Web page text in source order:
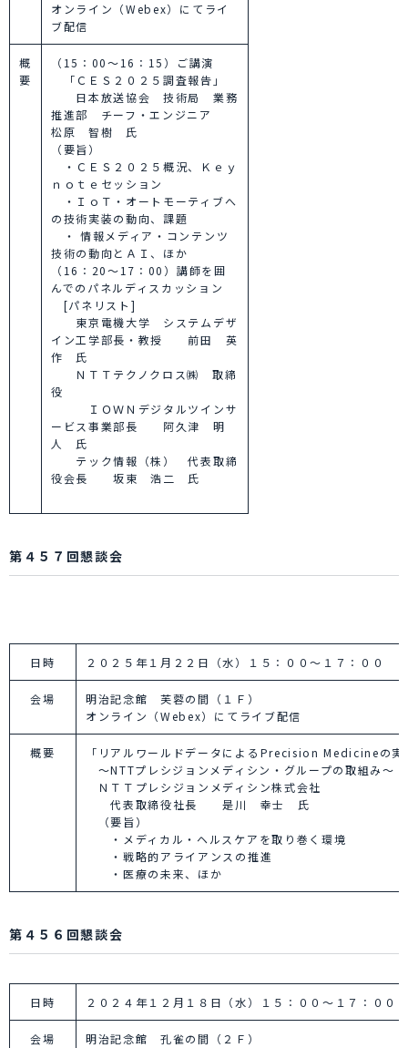
オンライン（Webex）にてライ
ブ配信
概
要
（15：00～16：15）ご講演
「ＣＥＳ２０２５調査報告」
日本放送協会 技術局 業務
推進部 チーフ・エンジニア
松原 智樹 氏
（要旨）
・ＣＥＳ２０２５概況、Ｋｅｙ
ｎｏｔｅセッション
・ＩｏＴ・オートモーティブへ
の技術実装の動向、課題
・ 情報メディア・コンテンツ
技術の動向とＡＩ、ほか
（16：20～17：00）講師を囲
んでのパネルディスカッション
[パネリスト]
東京電機大学 システムデザ
イン工学部長・教授 前田 英
作 氏
ＮＴＴテクノクロス㈱ 取締
役
ＩＯＷＮデジタルツインサ
ービス事業部長 阿久津 明
人 氏
テック情報（株） 代表取締
役会長 坂東 浩二 氏
第４５７回懇談会
日時 ２０２５年１月２２日（水）１５：００～１７：００
会場
明治記念館 芙蓉の間（１Ｆ）
オンライン（Webex）にてライブ配信
概要
「リアルワールドデータによるPrecision Medicineの実
～NTTプレシジョンメディシン・グループの取組み～
ＮＴＴプレシジョンメディシン株式会社
代表取締役社長 是川 幸士 氏
（要旨）
・メディカル・ヘルスケアを取り巻く環境
・戦略的アライアンスの推進
・医療の未来、ほか
第４５６回懇談会
日時 ２０２４年１２月１８日（水）１５：００～１７：００
会場 明治記念館 孔雀の間（２Ｆ）